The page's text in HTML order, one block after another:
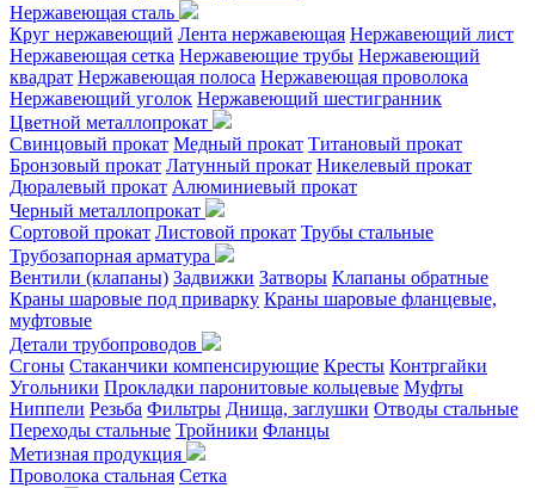
Нержавеющая сталь
Круг нержавеющий Лента нержавеющая Нержавеющий лист
Нержавеющая сетка Нержавеющие трубы Нержавеющий
квадрат Нержавеющая полоса Нержавеющая проволока
Нержавеющий уголок Нержавеющий шестигранник
Цветной металлопрокат
Свинцовый прокат Медный прокат Титановый прокат
Бронзовый прокат Латунный прокат Никелевый прокат
Дюралевый прокат Алюминиевый прокат
Черный металлопрокат
Сортовой прокат Листовой прокат Трубы стальные
Трубозапорная арматура
Вентили (клапаны) Задвижки Затворы Клапаны обратные
Краны шаровые под приварку Краны шаровые фланцевые,
муфтовые
Детали трубопроводов
Сгоны Стаканчики компенсирующие Кресты Контргайки
Угольники Прокладки паронитовые кольцевые Муфты
Ниппели Резьба Фильтры Днища, заглушки Отводы стальные
Переходы стальные Тройники Фланцы
Метизная продукция
Проволока стальная Сетка